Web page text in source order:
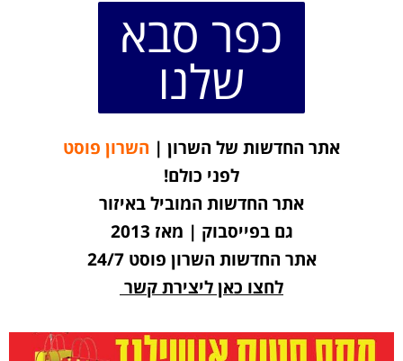
כפר סבא
שלנו
אתר החדשות של השרון | השרון פוסט
לפני כולם!
אתר החדשות המוביל באיזור
גם בפייסבוק | מאז 2013
אתר החדשות השרון פוסט 24/7
לחצו כאן ליצירת קשר